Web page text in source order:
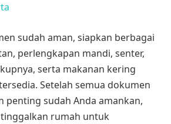
sudah aman, siapkan berbagai
perlengkapan mandi, senter,
serta makanan kering
Setelah semua dokumen
penting sudah Anda amankan,
rumah untuk